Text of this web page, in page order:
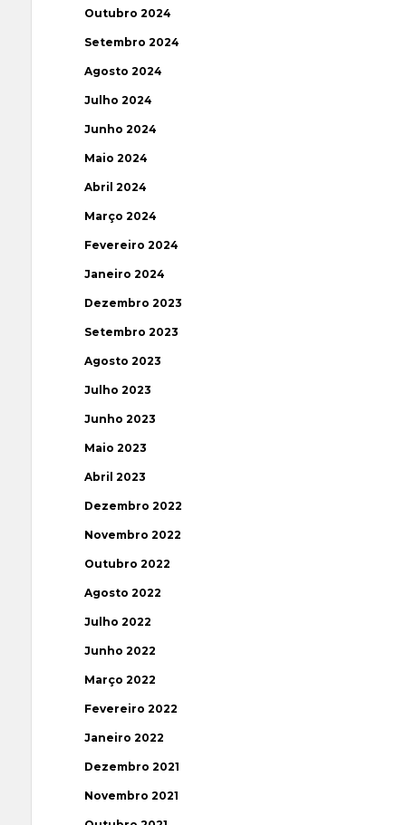
Outubro 2024
Setembro 2024
Agosto 2024
Julho 2024
Junho 2024
Maio 2024
Abril 2024
Março 2024
Fevereiro 2024
Janeiro 2024
Dezembro 2023
Setembro 2023
Agosto 2023
Julho 2023
Junho 2023
Maio 2023
Abril 2023
Dezembro 2022
Novembro 2022
Outubro 2022
Agosto 2022
Julho 2022
Junho 2022
Março 2022
Fevereiro 2022
Janeiro 2022
Dezembro 2021
Novembro 2021